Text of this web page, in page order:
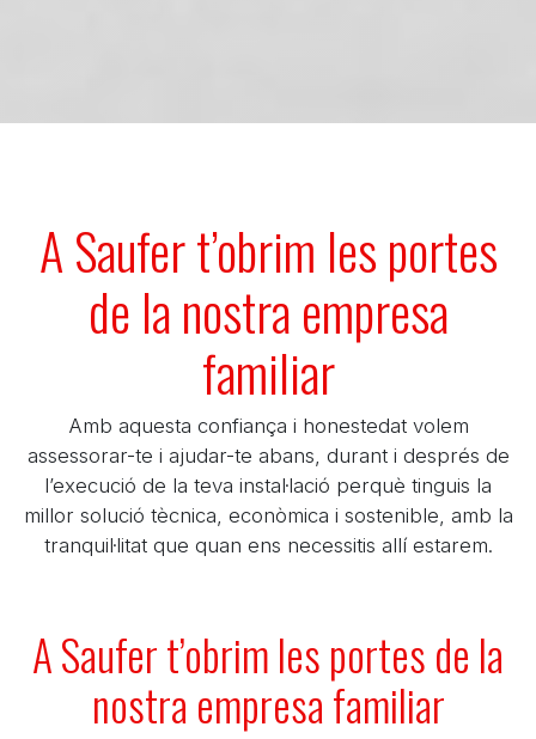
A Saufer t’obrim les portes
de la nostra empresa
familiar
Amb aquesta confiança i honestedat volem
assessorar-te i ajudar-te abans, durant i després de
l’execució de la teva instal·lació perquè tinguis la
millor solució tècnica, econòmica i sostenible, amb la
tranquil·litat que quan ens necessitis allí estarem.
A Saufer t’obrim les portes de la
nostra empresa familiar